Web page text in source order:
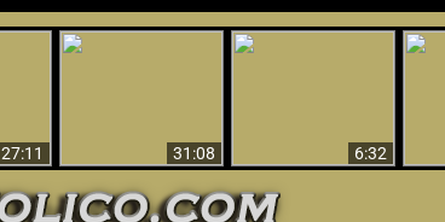
27:11
31:08 6:32